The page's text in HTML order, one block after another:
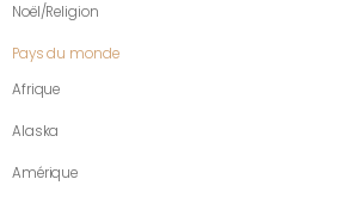
Noël/Religion
Pays du monde
Afrique
Alaska
Amérique